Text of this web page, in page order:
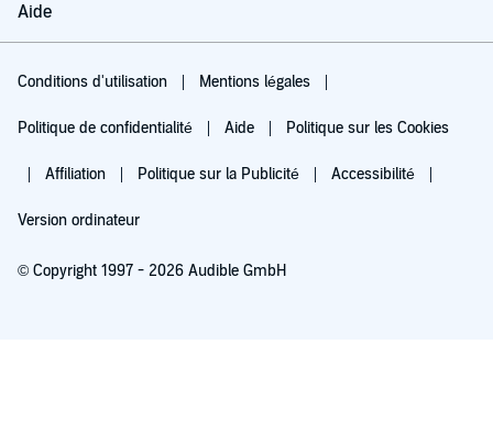
Aide
Conditions d'utilisation Mentions légales
Politique de confidentialité Aide Politique sur les Cookies
Affiliation Politique sur la Publicité Accessibilité
Version ordinateur
© Copyright 1997 - 2026 Audible GmbH